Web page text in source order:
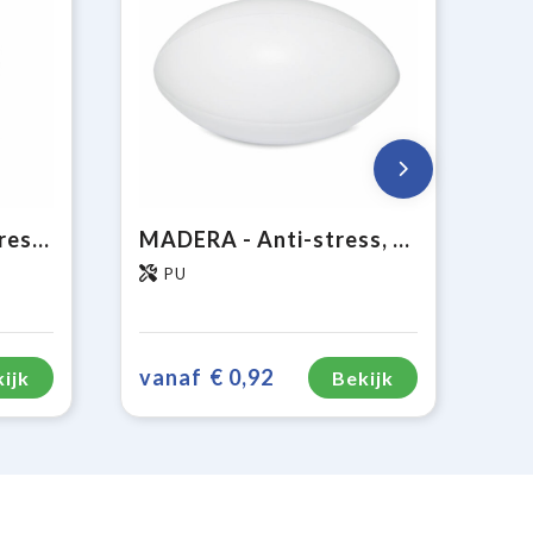
DESCANSO - Anti-stress bal MADERA - Anti-stress, rugbybal
PU
vanaf € 0,92 Bekijk